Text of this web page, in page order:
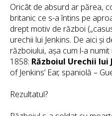
Oricât de absurd ar părea,
britanic ce s-a întins pe
drept motiv de război
urechii lui Jenkins. De aici și
războiului, așa cum l-a
1858: Războiul Urechii lui
of Jenkins’ Ear, spaniolă –
Rezultatul?